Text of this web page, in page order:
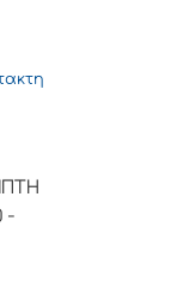
-